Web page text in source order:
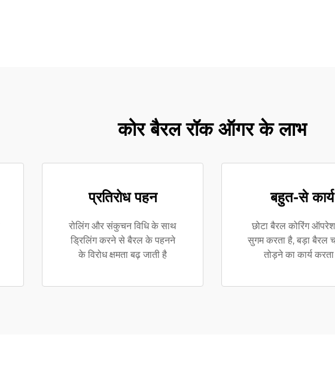
कोर बैरल रॉक ऑगर के लाभ
प्रतिरोध पहन
रोलिंग और संकुचन विधि के साथ
ड्रिलिंग करने से बैरल के पहनने
के विरोध क्षमता बढ़ जाती है
बहुत-से कार्य
छोटा बैरल कोरिंग
सुगम करता है, बड़ा बैरल
तोड़ने का कार्य